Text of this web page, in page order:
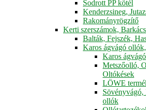
Sodrott PP kötél
Kenderzsineg,
Rakományrögzítő
Kerti szerszámok,
Balták, Fejszék,
Karos ágvágó
Karos
Metszőolló,
Oltókések
LÖWE
ollók